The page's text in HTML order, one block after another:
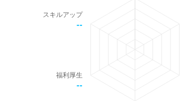
福利厚生
--
スキルアップ
--